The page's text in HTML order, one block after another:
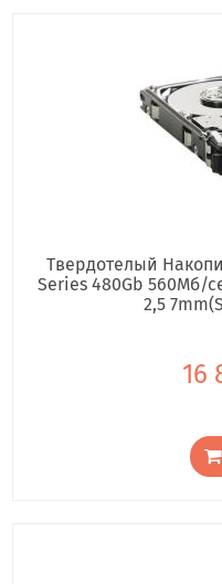
Твердотелый
Series 480Gb 560Мб/
2,5
16